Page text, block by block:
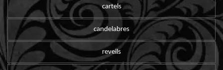
cartels
candelabres
reveils